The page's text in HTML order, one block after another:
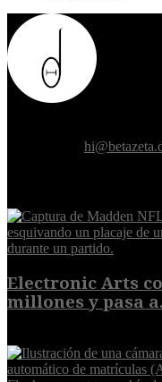
Electronic Arts
millones y pasa